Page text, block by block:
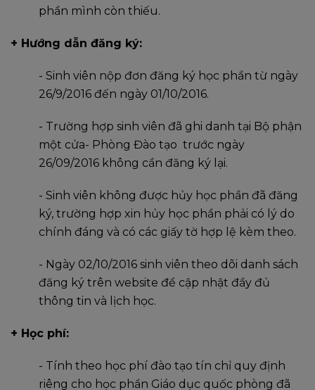
phần mình còn thiếu.
+ Hướng dẫn đăng ký:
- Sinh viên nộp đơn đăng ký học phần từ ngày
26/9/2016 đến ngày 01/10/2016.
- Trường hợp sinh viên đã ghi danh tại Bộ phận
một cửa- Phòng Đào tạo trước ngày
26/09/2016 không cần đăng ký lại.
- Sinh viên không được hủy học phần đã đăng
ký, trường hợp xin hủy học phần phải có lý do
chính đáng và có các giấy tờ hợp lệ kèm theo.
- Ngày 02/10/2016 sinh viên theo dõi danh sách
đăng ký trên website để cập nhật đầy đủ
thông tin và lịch học.
+ Học phí:
- Tính theo học phí đào tạo tín chỉ quy định
riêng cho học phần Giáo dục quốc phòng đã